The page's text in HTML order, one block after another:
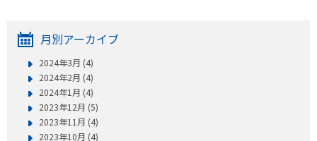
月別アーカイブ
2024年3月 (4)
2024年2月 (4)
2024年1月 (4)
2023年12月 (5)
2023年11月 (4)
2023年10月 (4)